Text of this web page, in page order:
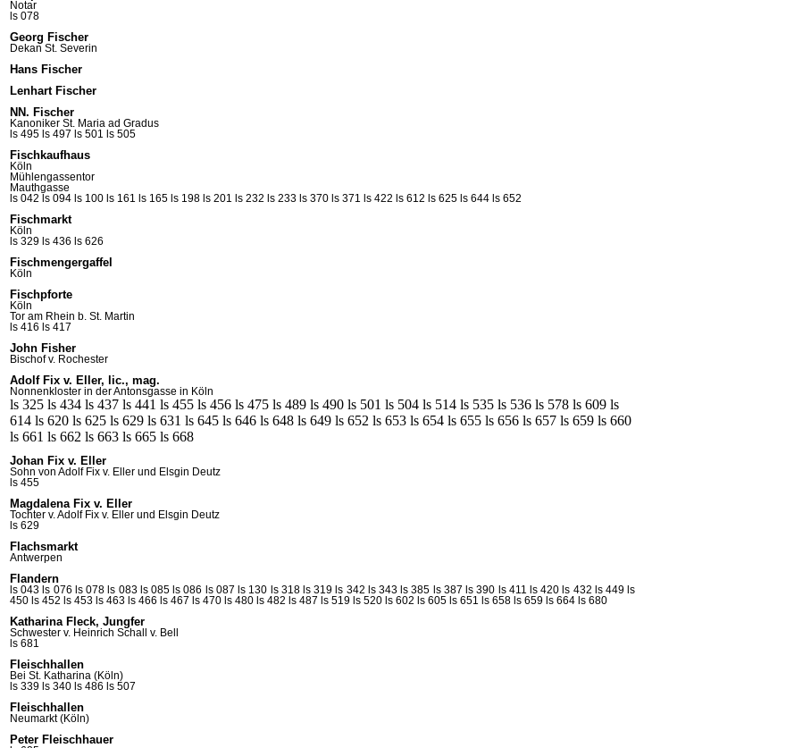
Notar
ls 078
Georg Fischer
Dekan St. Severin
Hans Fischer
Lenhart Fischer
NN. Fischer
Kanoniker St. Maria ad Gradus
ls 495 ls 497 ls 501 ls 505
Fischkaufhaus
Köln
Mühlengassentor
Mauthgasse
ls 042 ls 094 ls 100 ls 161 ls 165 ls 198 ls 201 ls 232 ls 233 ls 370 ls 371 ls 422 ls 612 ls 625 ls 644 ls 652
Fischmarkt
Köln
ls 329 ls 436 ls 626
Fischmengergaffel
Köln
Fischpforte
Köln
Tor am Rhein b. St. Martin
ls 416 ls 417
John Fisher
Bischof v. Rochester
Adolf Fix v. Eller, lic., mag.
Nonnenkloster in derAntonsgasse in Köln
ls 325 ls 434 ls 437 ls 441 ls 455 ls 456 ls 475 ls 489 ls 490 ls 501 ls 504 ls 514 ls 535 ls 536 ls 578 ls 609 ls
614 ls 620 ls 625 ls 629 ls 631 ls 645 ls 646 ls 648 ls 649 ls 652 ls 653 ls 654 ls 655 ls 656 ls 657 ls 659 ls 660
ls 661 ls 662 ls 663 ls 665 ls 668
Johan Fix v. Eller
Sohn von Adolf Fix v. Eller und Elsgin Deutz
ls 455
Magdalena Fix v. Eller
Tochter v. Adolf Fix v. Eller und Elsgin Deutz
ls 629
Flachsmarkt
Antwerpen
Flandern
ls 043 ls 076 ls 078 ls 083 ls 085 ls 086 ls 087 ls 130 ls 318 ls 319 ls 342 ls 343 ls 385 ls 387 ls 390 ls 411 ls 420 ls 432 ls 449 ls
450 ls 452 ls 453 ls 463 ls 466 ls 467 ls 470 ls 480 ls 482 ls 487 ls 519 ls 520 ls 602 ls 605 ls 651 ls 658 ls 659 ls 664 ls 680
Katharina Fleck, Jungfer
Schwester v. Heinrich Schall
v. Bell
ls 681
Fleischhallen
Bei St. Katharina (Köln)
ls 339 ls 340 ls 486 ls 507
Fleischhallen
Neumarkt (Köln)
Peter Fleischhauer